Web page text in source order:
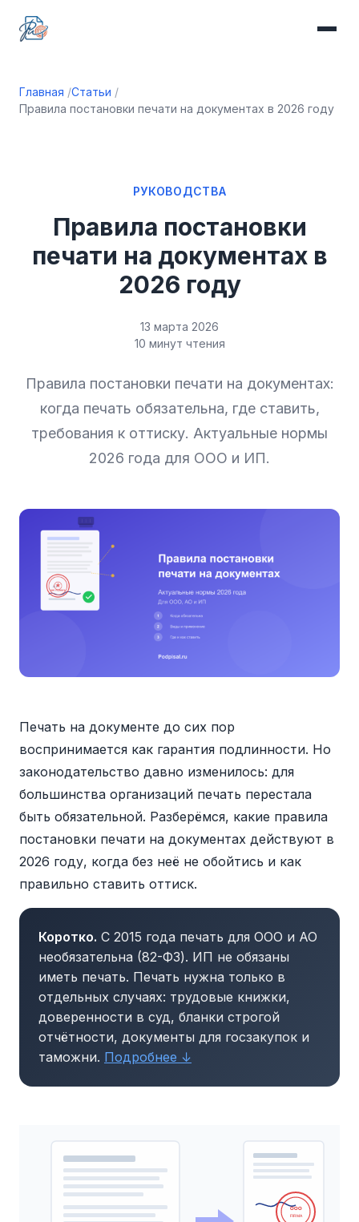
Главная Статьи
Правила постановки печати на документах в 2026 году
РУКОВОДСТВА
Правила постановки
печати на документах в
2026 году
13 марта 2026
10 минут чтения
Правила постановки печати на документах:
когда печать обязательна, где ставить,
требования к оттиску. Актуальные нормы
2026 года для ООО и ИП.
Печать на документе до сих пор
воспринимается как гарантия подлинности. Но
законодательство давно изменилось: для
большинства организаций печать перестала
быть обязательной. Разберёмся, какие правила
постановки печати на документах действуют в
2026 году, когда без неё не обойтись и как
правильно ставить оттиск.
Коротко. С 2015 года печать для ООО и АО
необязательна (82-ФЗ). ИП не обязаны
иметь печать. Печать нужна только в
отдельных случаях: трудовые книжки,
доверенности в суд, бланки строгой
отчётности, документы для госзакупок и
таможни. Подробнее ↓
OOO
FIRMA